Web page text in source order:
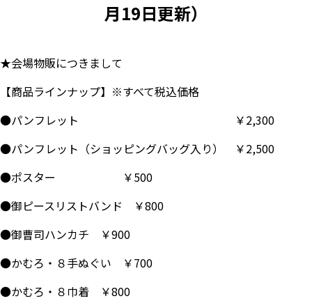
月19日更新）
★会場物販につきまして
【商品ラインナップ】※すべて税込価格
●パンフレット ￥2,300
●パンフレット（ショッピングバッグ入り） ￥2,500
●ポスター ￥500
●御ピースリストバンド ￥800
●御曹司ハンカチ ￥900
●かむろ・８手ぬぐい ￥700
●かむろ・８巾着 ￥800